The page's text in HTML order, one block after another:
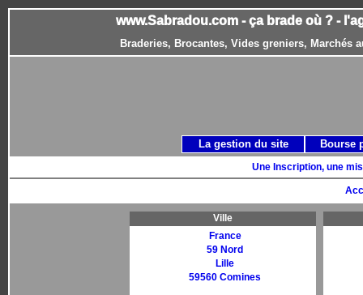
www.Sabradou.com - ça brade où ? -
Braderies, Brocantes, Vides greniers, Marchés
Une Inscription, une
Ville
France
59 Nord
Lille
59560 Comines
La gestion du site Bourse